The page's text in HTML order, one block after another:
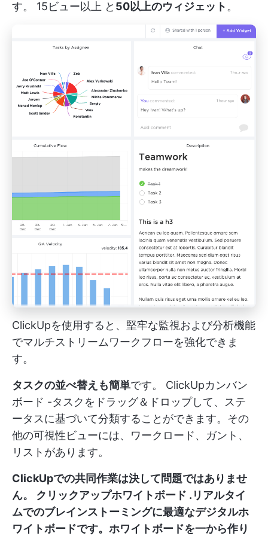
す。 15ビュー以上 と 50以上のウィジェット 。
ClickUpを使用すると、堅牢な監視および分析機能
でマルチストリームワークフローを強化できま
す。
タスクの並べ替えも簡単です。 ClickUpカンバン
ボード -タスクをドラッグ＆ドロップして、ステ
ータスに基づいて分類することができます。その
他の可視性ビューには、ワークロード、ガント、
リストがあります。
ClickUpでの共同作業は決して問題ではありませ
ん。 クリックアップホワイトボード .リアルタイ
ムでのブレインストーミングに最適なデジタルホ
ワイトボードです。ホワイトボードを一から作り